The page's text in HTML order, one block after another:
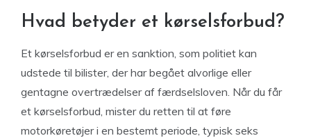
Hvad betyder et kørselsforbud?
Et kørselsforbud er en sanktion, som politiet kan
udstede til bilister, der har begået alvorlige eller
gentagne overtrædelser af færdselsloven. Når du får
et kørselsforbud, mister du retten til at føre
motorkøretøjer i en bestemt periode, typisk seks